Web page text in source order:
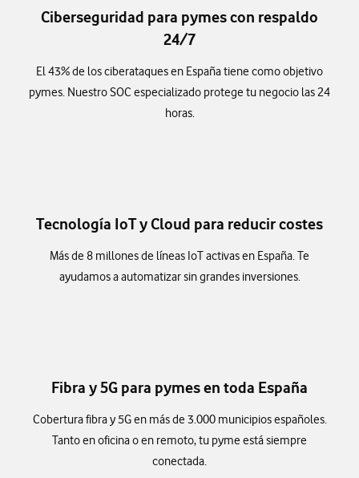
Ciberseguridad para pymes con respaldo
24/7
El 43% de los ciberataques en España tiene como objetivo
pymes. Nuestro SOC especializado protege tu negocio las 24
horas.
Tecnología IoT y Cloud para reducir costes
Más de 8 millones de líneas IoT activas en España. Te
ayudamos a automatizar sin grandes inversiones.
Fibra y 5G para pymes en toda España
Cobertura fibra y 5G en más de 3.000 municipios españoles.
Tanto en oficina o en remoto, tu pyme está siempre
conectada.